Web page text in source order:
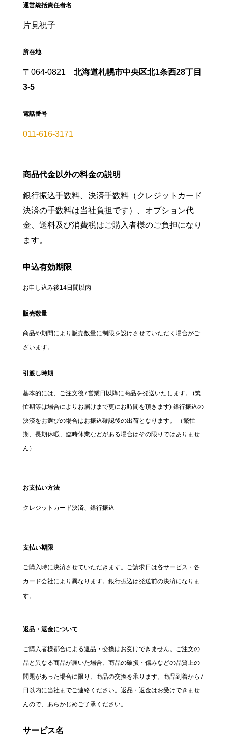
運営統括責任者名
片見祝子
所在地
〒064-0821 北海道札幌市中央区北1条西28丁目
3-5
電話番号
011-616-3171
商品代金以外の料金の説明
銀行振込手数料、決済手数料（クレジットカード
決済の手数料は当社負担です）、オプション代
金、送料及び消費税はご購入者様のご負担になり
ます。
申込有効期限
お申し込み後14日間以内
販売数量
商品や期間により販売数量に制限を設けさせていただく場合がご
ざいます。
引渡し時期
基本的には、ご注文後7営業日以降に商品を発送いたします。 (繁
忙期等は場合によりお届けまで更にお時間を頂きます) 銀行振込の
決済をお選びの場合はお振込確認後の出荷となります。 （繁忙
期、長期休暇、臨時休業などがある場合はその限りではありませ
ん）
お支払い方法
クレジットカード決済、銀行振込
支払い期限
ご購入時に決済させていただきます。ご請求日は各サービス・各
カード会社により異なります。銀行振込は発送前の決済になりま
す。
返品・返金について
ご購入者様都合による返品・交換はお受けできません。ご注文の
品と異なる商品が届いた場合、商品の破損・傷みなどの品質上の
問題があった場合に限り、商品の交換を承ります。商品到着から7
日以内に当社までご連絡ください。返品・返金はお受けできませ
んので、あらかじめご了承ください。
サービス名